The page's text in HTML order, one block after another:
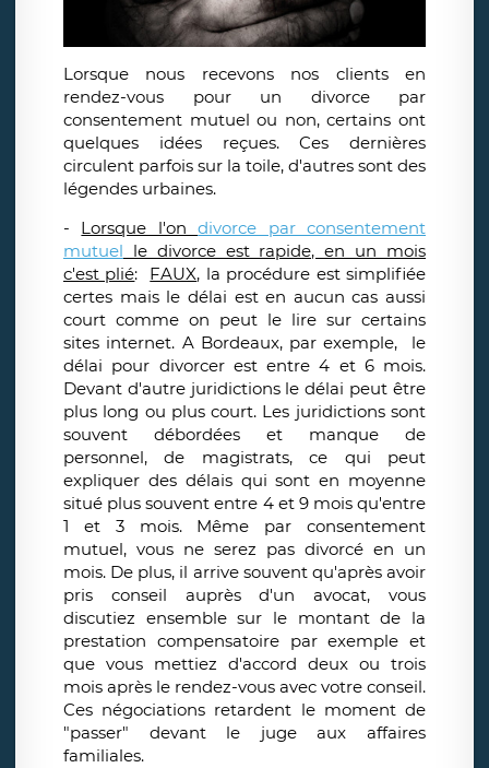
Lorsque nous recevons nos clients en
rendez-vous pour un divorce par
consentement mutuel ou non, certains ont
quelques idées reçues. Ces dernières
circulent parfois sur la toile, d'autres sont des
légendes urbaines.
- Lorsque l'ondivorce par consentement
mutuel le divorce est rapide, en un mois
c'est plié: FAUX, la procédure est simplifiée
certes mais le délai est en aucun cas aussi
court comme on peut le lire sur certains
sites internet. A Bordeaux, par exemple, le
délai pour divorcer est entre 4 et 6 mois.
Devant d'autre juridictions le délai peut être
plus long ou plus court. Les juridictions sont
souvent débordées et manque de
personnel, de magistrats, ce qui peut
expliquer des délais qui sont en moyenne
situé plus souvent entre 4 et 9 mois qu'entre
1 et 3 mois. Même par consentement
mutuel, vous ne serez pas divorcé en un
mois. De plus, il arrive souvent qu'après avoir
pris conseil auprès d'un avocat, vous
discutiez ensemble sur le montant de la
prestation compensatoire par exemple et
que vous mettiez d'accord deux ou trois
mois après le rendez-vous avec votre conseil.
Ces négociations retardent le moment de
"passer" devant le juge aux affaires
familiales.